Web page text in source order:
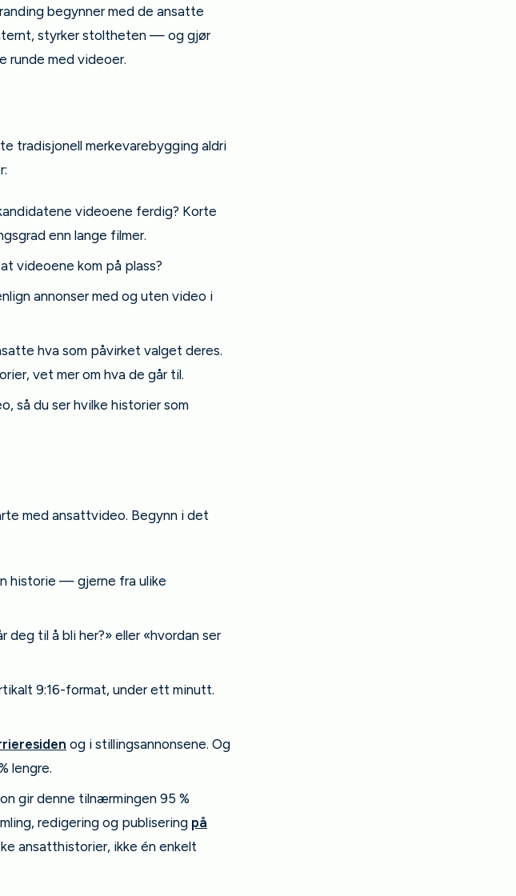
begynner med de ansatte
styrker stoltheten — og gjør
runde med videoer.
tradisjonell merkevarebygging aldri
videoene ferdig? Korte
enn lange filmer.
videoene kom på plass?
annonser med og uten video i
hva som påvirket valget deres.
vet mer om hva de går til.
så du ser hvilke historier som
med ansattvideo. Begynn i det
historie — gjerne fra ulike
deg til å bli her?» eller «hvordan ser
9:16-format, under ett minutt.
og i stillingsannonsene. Og
lengre.
gir denne tilnærmingen 95 %
redigering og publisering på
ansatthistorier, ikke én enkelt